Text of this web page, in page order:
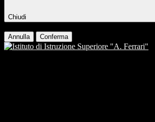
Chiudi
Annulla Conferma